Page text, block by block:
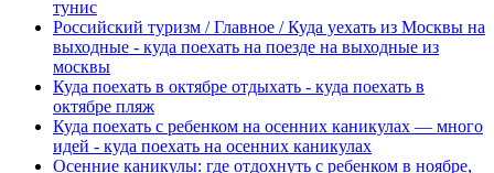
тунис
Российский туризм / Главное / Куда уехать из Москвы на
выходные - куда поехать на поезде на выходные из
москвы
Куда поехать в октябре отдыхать - куда поехать в
октябре пляж
Куда поехать с ребенком на осенних каникулах — много
идей - куда поехать на осенних каникулах
Осенние каникулы: где отдохнуть с ребенком в ноябре,